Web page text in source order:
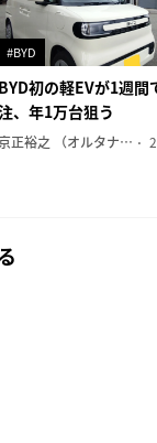
#BYD
BYD初の軽EVが1週間
、年1万台狙う
京正裕之 （オルタナ副編集長）